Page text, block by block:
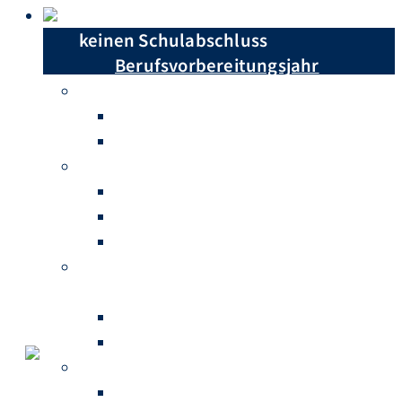
keinen Schulabschluss
Berufsvorbereitungsjahr